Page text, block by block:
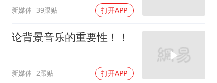
新媒体 39跟贴 打开APP
论背景音乐的重要性！！
新媒体 2跟贴 打开APP